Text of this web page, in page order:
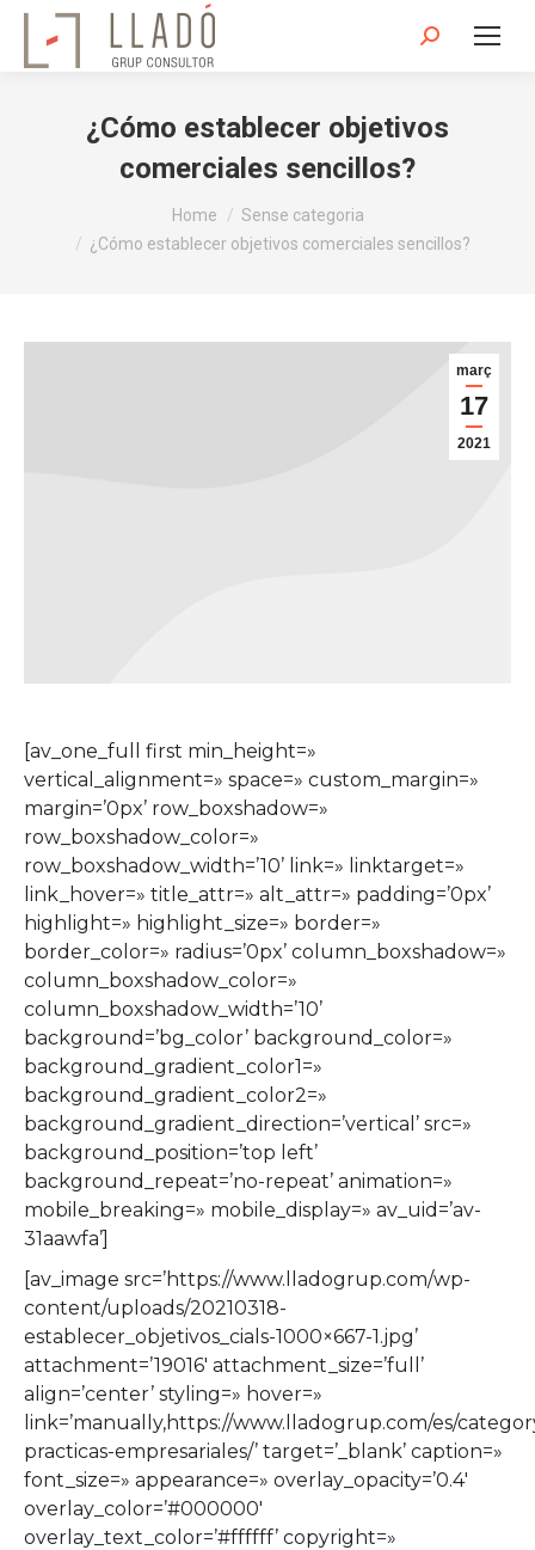
Search:
¿Cómo establecer objetivos
comerciales sencillos?
Home
Sense categoria
¿Cómo establecer objetivos comerciales sencillos?
març
17
2021
[av_one_full first min_height=»
vertical_alignment=» space=» custom_margin=»
margin=’0px’ row_boxshadow=»
row_boxshadow_color=»
row_boxshadow_width=’10’ link=» linktarget=»
link_hover=» title_attr=» alt_attr=» padding=’0px’
highlight=» highlight_size=» border=»
border_color=» radius=’0px’ column_boxshadow=»
column_boxshadow_color=»
column_boxshadow_width=’10’
background=’bg_color’ background_color=»
background_gradient_color1=»
background_gradient_color2=»
background_gradient_direction=’vertical’ src=»
background_position=’top left’
background_repeat=’no-repeat’ animation=»
mobile_breaking=» mobile_display=» av_uid=’av-
31aawfa’]
[av_image src=’https://www.lladogrup.com/wp-
content/uploads/20210318-
establecer_objetivos_cials-1000×667-1.jpg’
attachment=’19016′ attachment_size=’full’
align=’center’ styling=» hover=»
link=’manually,https://www.lladogrup.com/es/
practicas-empresariales/’ target=’_blank’ caption=»
font_size=» appearance=» overlay_opacity=’0.4′
overlay_color=’#000000′
overlay_text_color=’#ffffff’ copyright=»